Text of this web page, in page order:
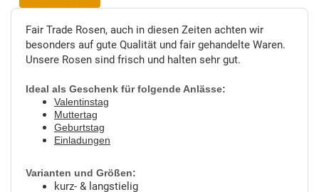
Fair Trade Rosen, auch in diesen Zeiten achten wir
besonders auf gute Qualität und fair gehandelte Waren.
Unsere Rosen sind frisch und halten sehr gut.
Ideal als Geschenk für folgende Anlässe:
Valentinstag
Muttertag
Geburtstag
Einladungen
Varianten und Größen:
kurz- & langstielig